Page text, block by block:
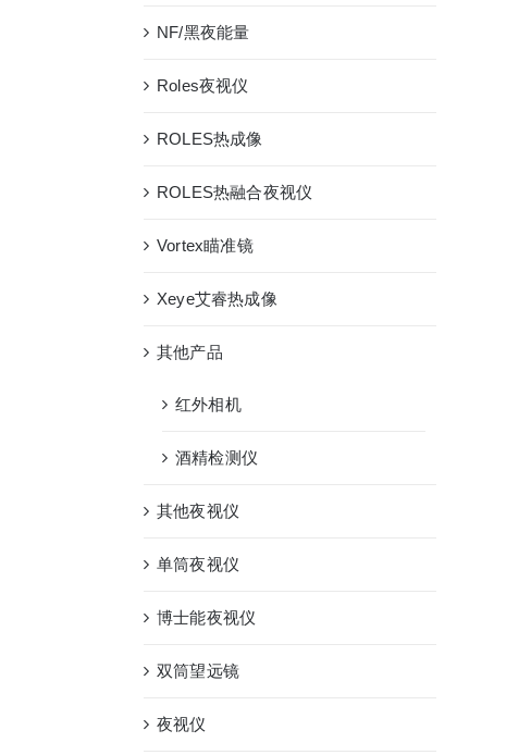
NF/黑夜能量
Roles夜视仪
ROLES热成像
ROLES热融合夜视仪
Vortex瞄准镜
Xeye艾睿热成像
其他产品
红外相机
酒精检测仪
其他夜视仪
单筒夜视仪
博士能夜视仪
双筒望远镜
夜视仪